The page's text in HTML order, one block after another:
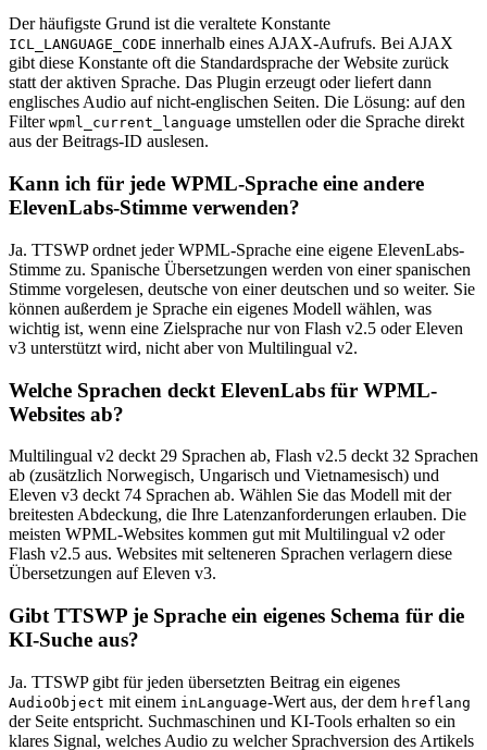
Der häufigste Grund ist die veraltete Konstante
ICL_LANGUAGE_CODE innerhalb eines AJAX-Aufrufs. Bei AJAX
gibt diese Konstante oft die Standardsprache der Website zurück
statt der aktiven Sprache. Das Plugin erzeugt oder liefert dann
englisches Audio auf nicht-englischen Seiten. Die Lösung: auf den
Filter wpml_current_language umstellen oder die Sprache direkt
aus der Beitrags-ID auslesen.
Kann ich für jede WPML-Sprache eine andere
ElevenLabs-Stimme verwenden?
Ja. TTSWP ordnet jeder WPML-Sprache eine eigene ElevenLabs-
Stimme zu. Spanische Übersetzungen werden von einer spanischen
Stimme vorgelesen, deutsche von einer deutschen und so weiter. Sie
können außerdem je Sprache ein eigenes Modell wählen, was
wichtig ist, wenn eine Zielsprache nur von Flash v2.5 oder Eleven
v3 unterstützt wird, nicht aber von Multilingual v2.
Welche Sprachen deckt ElevenLabs für WPML-
Websites ab?
Multilingual v2 deckt 29 Sprachen ab, Flash v2.5 deckt 32 Sprachen
ab (zusätzlich Norwegisch, Ungarisch und Vietnamesisch) und
Eleven v3 deckt 74 Sprachen ab. Wählen Sie das Modell mit der
breitesten Abdeckung, die Ihre Latenzanforderungen erlauben. Die
meisten WPML-Websites kommen gut mit Multilingual v2 oder
Flash v2.5 aus. Websites mit selteneren Sprachen verlagern diese
Übersetzungen auf Eleven v3.
Gibt TTSWP je Sprache ein eigenes Schema für die
KI-Suche aus?
Ja. TTSWP gibt für jeden übersetzten Beitrag ein eigenes
AudioObject mit einem inLanguage-Wert aus, der dem hreflang
der Seite entspricht. Suchmaschinen und KI-Tools erhalten so ein
klares Signal, welches Audio zu welcher Sprachversion des Artikels